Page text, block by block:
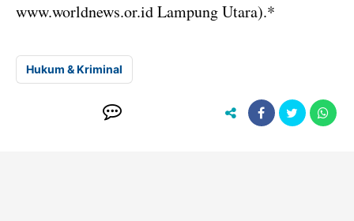
www.worldnews.or.id Lampung Utara).*
Hukum & Kriminal